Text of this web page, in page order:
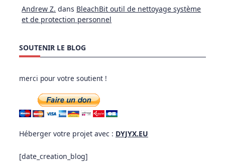
Andrew Z. dans BleachBit outil de nettoyage système
et de protection personnel
SOUTENIR LE BLOG
merci pour votre soutient !
Héberger votre projet avec : DYJYX.EU
[date_creation_blog]